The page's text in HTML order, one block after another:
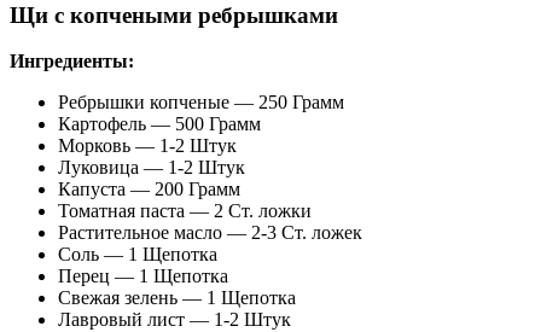
Щи с копчеными ребрышками
Ингредиенты:
Ребрышки копченые — 250 Грамм
Картофель — 500 Грамм
Морковь — 1-2 Штук
Луковица — 1-2 Штук
Капуста — 200 Грамм
Томатная паста — 2 Ст. ложки
Растительное масло — 2-3 Ст. ложек
Соль — 1 Щепотка
Перец — 1 Щепотка
Свежая зелень — 1 Щепотка
Лавровый лист — 1-2 Штук